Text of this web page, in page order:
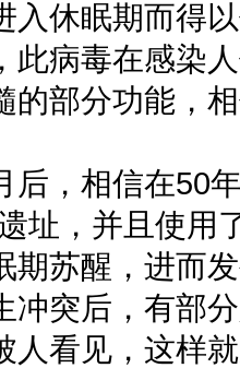
入休眠期而得
此病毒在感染
的部分功能，
后，相信在50
址，并且使用
期苏醒，进而
冲突后，有部
人看见，这样